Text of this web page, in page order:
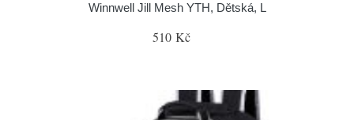
Winnwell Jill Mesh YTH, Dětská, L
510 Kč